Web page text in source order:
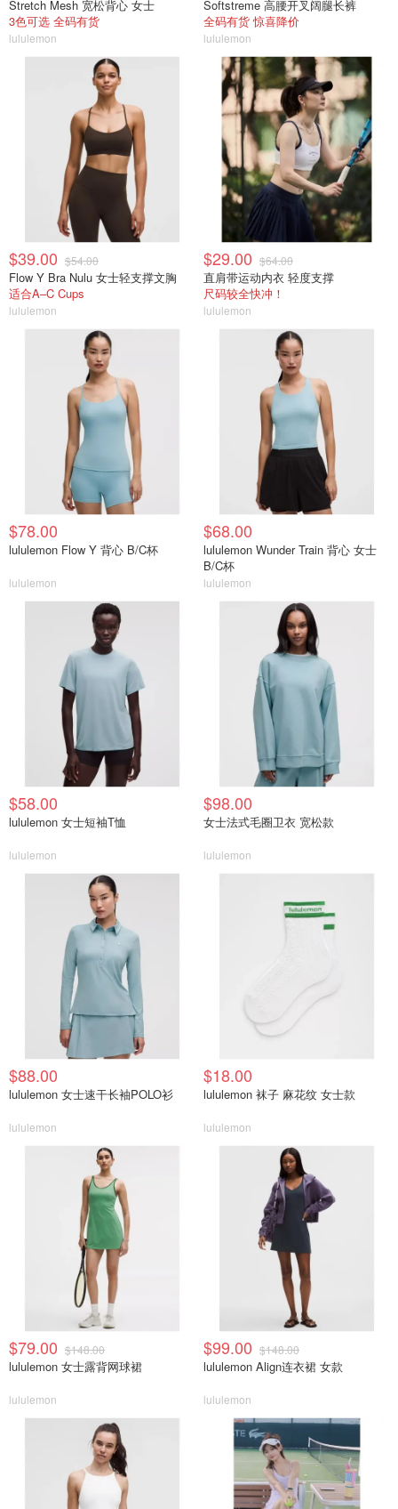
Stretch Mesh 宽松背心 女士
3色可选 全码有货
lululemon
Softstreme 高腰开叉阔腿长裤
全码有货 惊喜降价
lululemon
$39.00 $54.00
Flow Y Bra Nulu 女士轻支撑文胸
适合A–C Cups
lululemon
$29.00 $64.00
直肩带运动内衣 轻度支撑
尺码较全快冲！
lululemon
$78.00
lululemon Flow Y 背心 B/C杯
lululemon
$68.00
lululemon Wunder Train 背心 女士
B/C杯
lululemon
$58.00
lululemon 女士短袖T恤
lululemon
$98.00
女士法式毛圈卫衣 宽松款
lululemon
$88.00
lululemon 女士速干长袖POLO衫
lululemon
$18.00
lululemon 袜子 麻花纹 女士款
lululemon
$79.00 $148.00
lululemon 女士露背网球裙
lululemon
$99.00 $148.00
lululemon Align连衣裙 女款
lululemon